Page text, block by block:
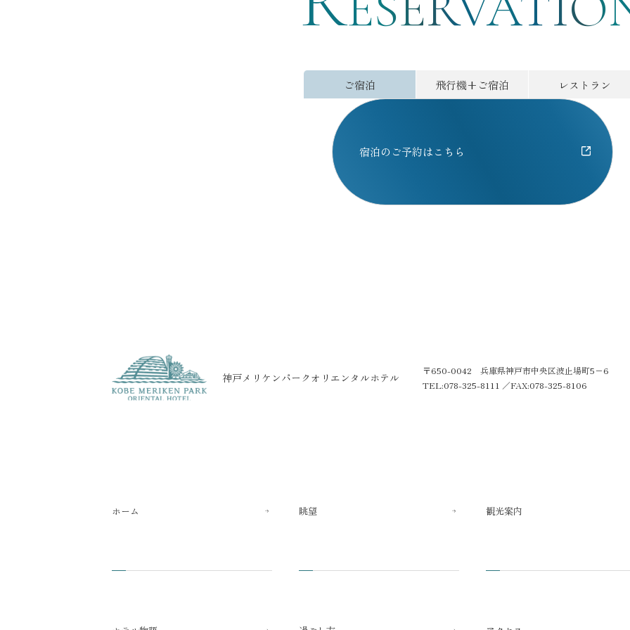
ご宿泊 飛行機+ご宿泊 レストラン
宿泊のご予約はこちら
神戸メリケンパークオリエンタルホテル
〒650-0042 兵庫県神戸市中央区波止場町5−6
TEL:078-325-8111 ／FAX:078-325-8106
ホーム 眺望 観光案内